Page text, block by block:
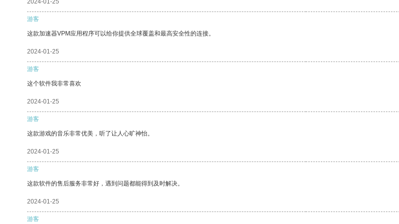
2024-01-25
游客
这款加速器VPM应用程序可以给你提供全球覆盖和最高安全性的连接。
2024-01-25
游客
这个软件我非常喜欢
2024-01-25
游客
这款游戏的音乐非常优美，听了让人心旷神怡。
2024-01-25
游客
这款软件的售后服务非常好，遇到问题都能得到及时解决。
2024-01-25
游客